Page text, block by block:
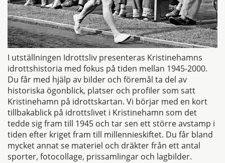
I utställningen Idrottsliv presenteras Kristinehamns
idrottshistoria med fokus på tiden mellan 1945-2000.
Du får med hjälp av bilder och föremål ta del av
historiska ögonblick, platser och profiler som satt
Kristinehamn på idrottskartan. Vi börjar med en kort
tillbakablick på idrottslivet i Kristinehamn som det
tedde sig fram till 1945 och tar sen ett större avstamp i
tiden efter kriget fram till millennieskiftet. Du får bland
mycket annat se materiel och dräkter från ett antal
sporter, fotocollage, prissamlingar och lagbilder.